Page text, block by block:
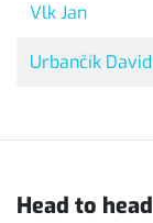
Vlk Jan
Urbančík David
Head to head